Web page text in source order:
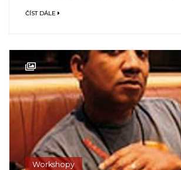
ČÍST DÁLE
Workshopy